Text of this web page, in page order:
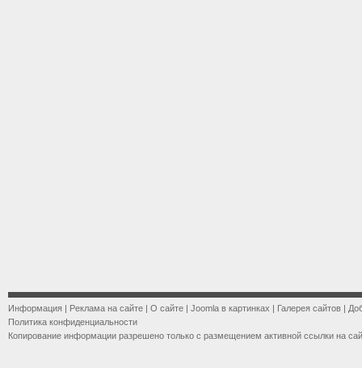
Информация | Реклама на сайте | О сайте | Joomla в картинках | Галерея сайтов |
Политика конфиденциальности
Копирование информации разрешено только с размещением активной ссылки на